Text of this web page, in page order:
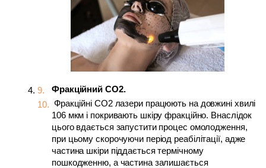
Фракційний СО2.
106 мкм і покривають шкіру фракційно. Внаслідок
цього вдається запустити процес омолодження,
при цьому скорочуючи період реабілітації, адже
частина шкіри піддається термічному
пошкодженню, а частина залишається